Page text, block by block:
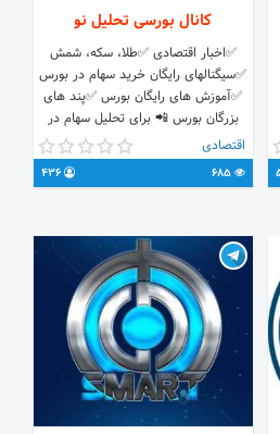
کانال بورسی تحلیل نو
✅اخبار اقتصادی ✅طلا، سکه، شمش
✅سیگنالهای رایگان خرید سهام در بورس
✅آموزش های رایگان بورس ✅پند های
بزرگان بورس 📲 برای تحلیل سهام در
خواستی شما باید 20 نفر با گروه اضافه
کنید و سهم مورد نظر را Admin
@hamidreza878 Chanel.T
اقتصادی
685
436